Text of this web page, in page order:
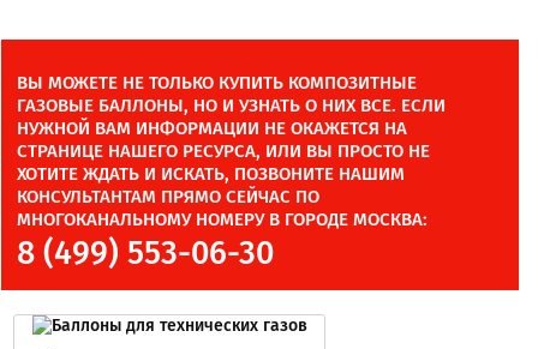
ВЫ МОЖЕТЕ НЕ ТОЛЬКО КУПИТЬ КОМПОЗИТНЫЕ
ГАЗОВЫЕ БАЛЛОНЫ, НО И УЗНАТЬ О НИХ ВСЕ. ЕСЛИ
НУЖНОЙ ВАМ ИНФОРМАЦИИ НЕ ОКАЖЕТСЯ НА
СТРАНИЦЕ НАШЕГО РЕСУРСА, ИЛИ ВЫ ПРОСТО НЕ
ХОТИТЕ ЖДАТЬ И ИСКАТЬ, ПОЗВОНИТЕ НАШИМ
КОНСУЛЬТАНТАМ ПРЯМО СЕЙЧАС ПО
МНОГОКАНАЛЬНОМУ НОМЕРУ В ГОРОДЕ МОСКВА:
8 (499) 553-06-30